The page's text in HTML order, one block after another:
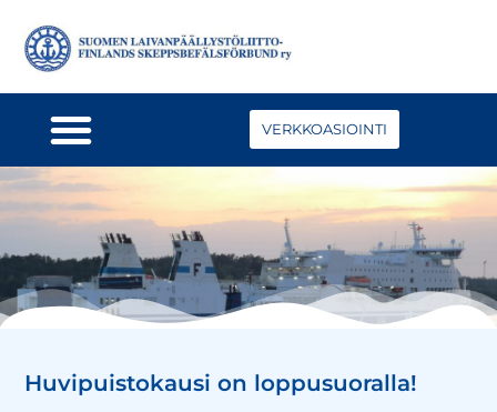
VERKKOASIOINTI
Huvipuistokausi on loppusuoralla!